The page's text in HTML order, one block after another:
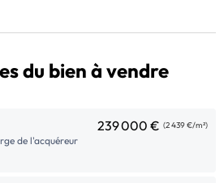
du bien à vendre
239 000 € (2 439 €/m²)
de l'acquéreur